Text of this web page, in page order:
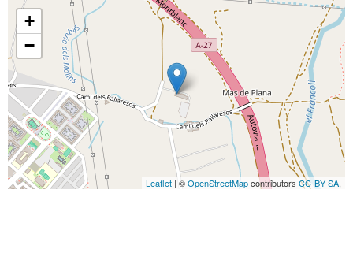
+
−
Leaflet | ©OpenStreetMapcontributors CC-BY-SA,